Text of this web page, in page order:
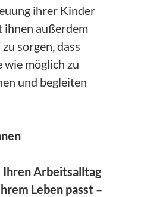
ihrer Kinder
ihnen außerdem
sorgen, dass
wie möglich zu
und begleiten
Ihren Arbeitsalltag
Leben passt –